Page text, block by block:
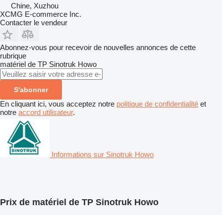
Chine, Xuzhou
XCMG E-commerce Inc.
Contacter le vendeur
Abonnez-vous pour recevoir de nouvelles annonces de cette
rubrique
matériel de TP Sinotruk Howo
S'abonner
En cliquant ici, vous acceptez notre politique de confidentialité et
notre accord utilisateur.
Informations sur Sinotruk Howo
Prix de matériel de TP Sinotruk Howo